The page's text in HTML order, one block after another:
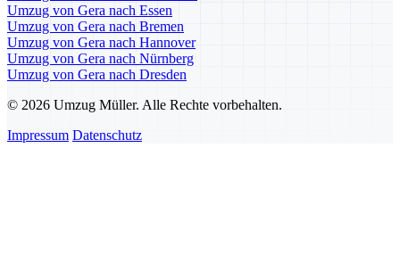
Umzug von Gera nach Essen
Umzug von Gera nach Bremen
Umzug von Gera nach Hannover
Umzug von Gera nach Nürnberg
Umzug von Gera nach Dresden
© 2026 Umzug Müller. Alle Rechte vorbehalten.
Impressum Datenschutz